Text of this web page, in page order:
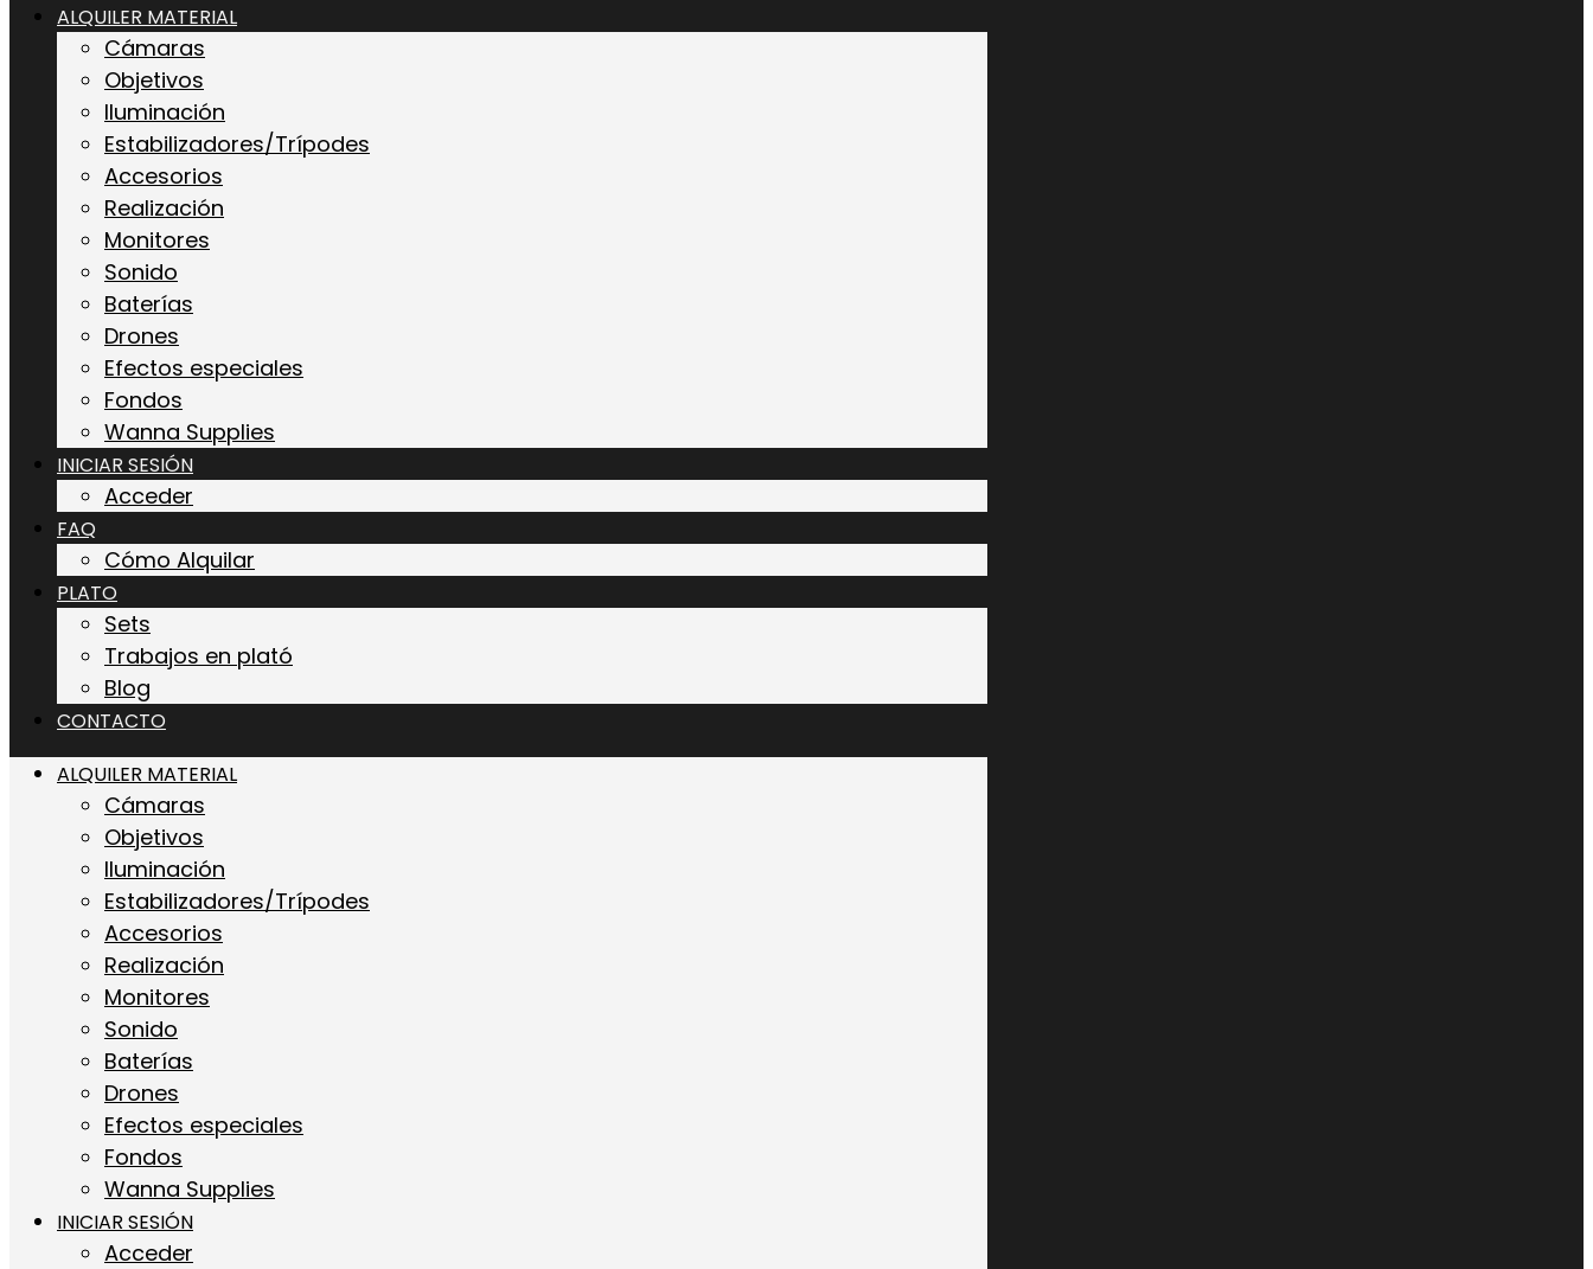
ALQUILER MATERIAL
Cámaras
Objetivos
Iluminación
Estabilizadores/Trípodes
Accesorios
Realización
Monitores
Sonido
Baterías
Drones
Efectos especiales
Fondos
Wanna Supplies
INICIAR SESIÓN
Acceder
FAQ
Cómo Alquilar
PLATO
Sets
Trabajos en plató
Blog
CONTACTO
ALQUILER MATERIAL
Cámaras
Objetivos
Iluminación
Estabilizadores/Trípodes
Accesorios
Realización
Monitores
Sonido
Baterías
Drones
Efectos especiales
Fondos
Wanna Supplies
INICIAR SESIÓN
Acceder